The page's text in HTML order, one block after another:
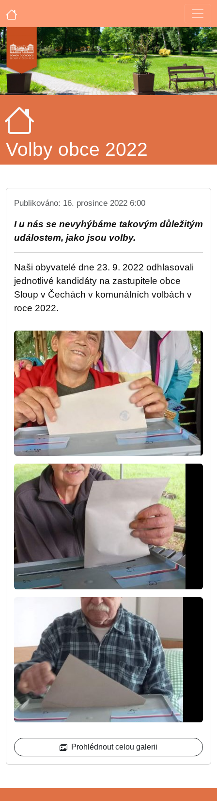
Volby obce 2022
Publikováno: 16. prosince 2022 6:00
I u nás se nevyhýbáme takovým důležitým
událostem, jako jsou volby.
Naši obyvatelé dne 23. 9. 2022 odhlasovali
jednotlivé kandidáty na zastupitele obce
Sloup v Čechách v komunálních volbách v
roce 2022.
Prohlédnout celou galerii